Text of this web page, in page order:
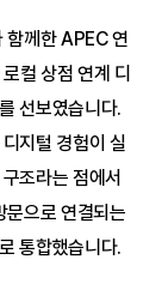
께한 APEC 연
컬 상점 연계 디
선보였습니다.
지털 경험이 실
조라는 점에서
문으로 연결되는
통합했습니다.